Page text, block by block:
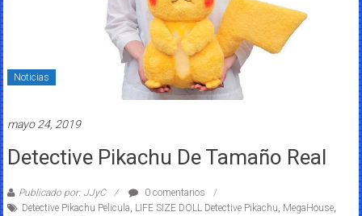
Noticias
mayo 24, 2019
Detective Pikachu De Tamaño Real
Publicado por: JJyC
0 comentarios
Detective Pikachu Pelicula, LIFE SIZE DOLL Detective Pikachu, MegaHouse,